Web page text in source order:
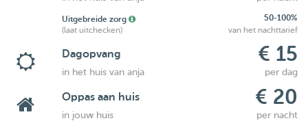
Uitgebreide zorg
50-100%
(laat uitchecken)
van het nachttarief
Dagopvang € 15
in het huis van anja per dag
Oppas aan huis € 20
in jouw huis
per nacht